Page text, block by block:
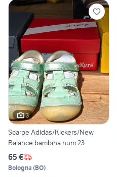
3
Scarpe Adidas/Kickers/New
Balance bambina num.23
65 €
Bologna (BO)